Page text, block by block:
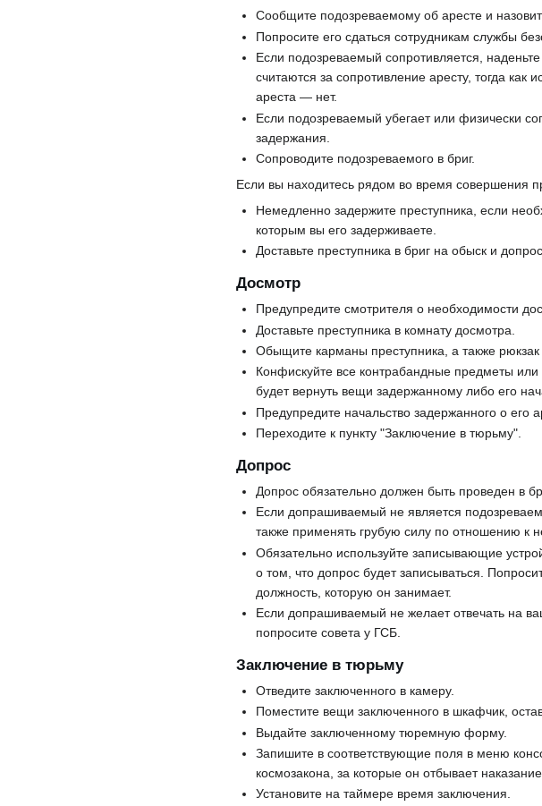
Сообщите подозреваемому об аресте и
Попросите его сдаться сотрудникам службы
Если подозреваемый сопротивляется,
считаются за сопротивление аресту, тогда
ареста — нет.
Если подозреваемый убегает или физически
задержания.
Сопроводите подозреваемого в бриг.
Если вы находитесь рядом во время совершения
Немедленно задержите преступника, если
которым вы его задерживаете.
Доставьте преступника в бриг на обыск и
Досмотр
Предупредите смотрителя о необходимости
Доставьте преступника в комнату досмотра.
Обыщите карманы преступника, а также
Конфискуйте все контрабандные предметы
будет вернуть вещи задержанному либо его
Предупредите начальство задержанного о его
Переходите к пункту "Заключение в тюрьму".
Допрос
Допрос обязательно должен быть проведен в
Если допрашиваемый не является
также применять грубую силу по отношению к
Обязательно используйте записывающие
о том, что допрос будет записываться.
должность, которую он занимает.
Если допрашиваемый не желает отвечать на
попросите совета у ГСБ.
Заключение в тюрьму
Отведите заключенного в камеру.
Поместите вещи заключенного в шкафчик,
Выдайте заключенному тюремную форму.
Запишите в соответствующие поля в меню
космозакона, за которые он отбывает
Установите на таймере время заключения.